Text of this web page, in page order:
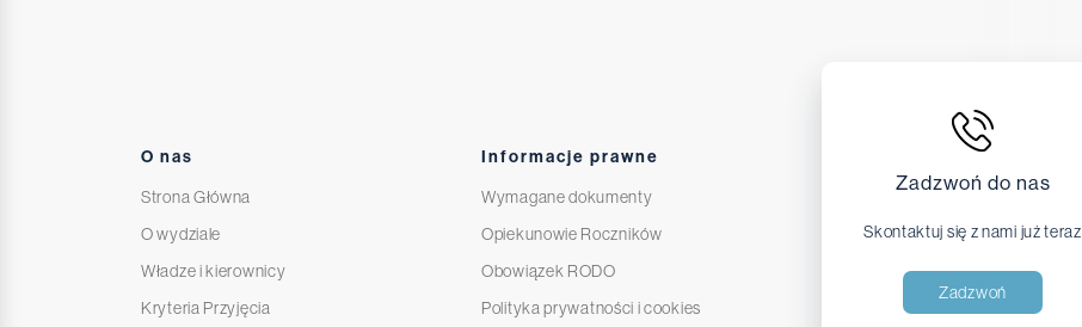
O nas
Strona Główna
O wydziale
Władze i kierownicy
Kryteria Przyjęcia
Informacje prawne
Wymagane dokumenty
Opiekunowie Roczników
Obowiązek RODO
Polityka prywatności i cookies
Zadzwoń do nas
Skontaktuj się z nami już teraz
Zadzwoń